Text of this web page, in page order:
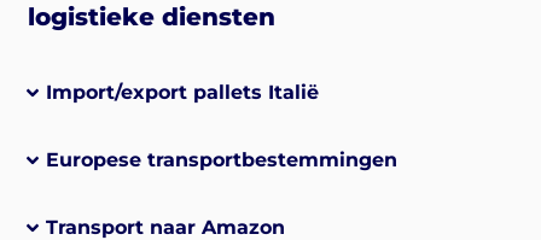
logistieke diensten
Import/export pallets Italië
Europese transportbestemmingen
Transport naar Amazon